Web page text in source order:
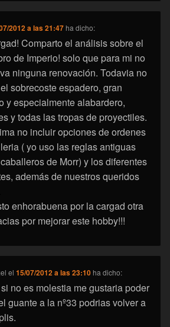
2012 a las 21:47 ha dicho:
Comparto el análisis sobre el
de Imperio! solo que para mi no
ninguna renovación. Todavia no
sobrecoste espadero, gran
y especialmente alabardero,
y todas las tropas de proyectiles.
no incluir opciones de ordenes
( yo uso las reglas antiguas
de Morr) y los diferentes
además de nuestros queridos
enhorabuena por la cargad otra
por mejorar este hobby!!!
el15/07/2012 a las 23:10 ha dicho:
no es molestia me gustaria poder
guante a la nº33 podrias volver a